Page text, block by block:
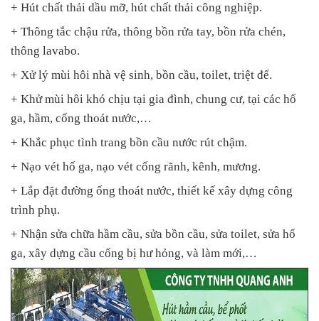
+ Hút chất thải dầu mỡ, hút chất thải công nghiệp.
+ Thông tắc chậu rửa, thông bồn rửa tay, bồn rửa chén,
thông lavabo.
+ Xử lý mùi hôi nhà vệ sinh, bồn cầu, toilet, triệt để.
+ Khử mùi hôi khó chịu tại gia đình, chung cư, tại các hố
ga, hầm, cống thoát nước,…
+ Khắc phục tình trang bồn cầu nước rút chậm.
+ Nạo vét hố ga, nạo vét cống rãnh, kênh, mương.
+ Lắp đặt đường ống thoát nước, thiết kế xây dựng công
trình phụ.
+ Nhận sửa chữa hầm cầu, sửa bồn cầu, sửa toilet, sửa hố
ga, xây dựng cầu cống bị hư hỏng, và làm mới,…